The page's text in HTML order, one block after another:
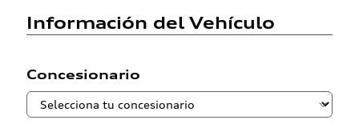
Información del Vehículo
Concesionario